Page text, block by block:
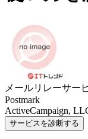
メールリレーサー
Postmark
ActiveCampaign,
サービスを診断する